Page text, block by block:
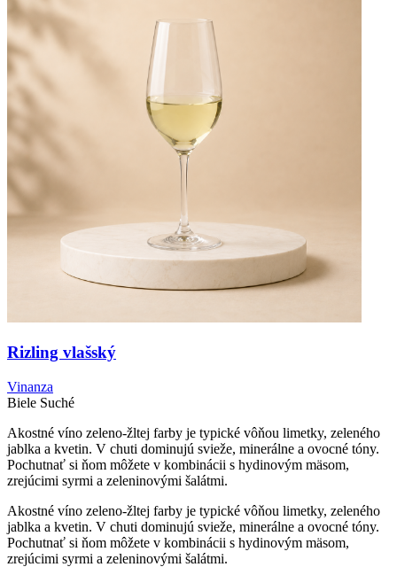
Rizling vlašský
Vinanza
Biele Suché
Akostné víno zeleno-žltej farby je typické vôňou limetky, zeleného
jablka a kvetin. V chuti dominujú svieže, minerálne a ovocné tóny.
Pochutnať si ňom môžete v kombinácii s hydinovým mäsom,
zrejúcimi syrmi a zeleninovými šalátmi.
Akostné víno zeleno-žltej farby je typické vôňou limetky, zeleného
jablka a kvetin. V chuti dominujú svieže, minerálne a ovocné tóny.
Pochutnať si ňom môžete v kombinácii s hydinovým mäsom,
zrejúcimi syrmi a zeleninovými šalátmi.